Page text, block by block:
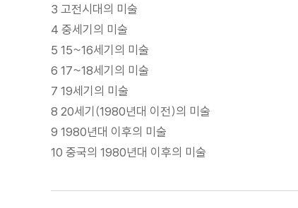
3 고전시대의 미술
4 중세기의 미술
5 15~16세기의 미술
6 17~18세기의 미술
7 19세기의 미술
8 20세기(1980년대 이전)의 미술
9 1980년대 이후의 미술
10 중국의 1980년대 이후의 미술